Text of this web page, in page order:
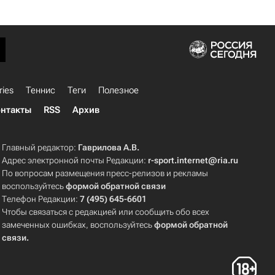
Теннис Теги
Полезное
RSS Архив
Главный редактор: Гаврилова А.В.
Адрес электронной почты Редакции: r-sport.internet@ria.ru
По вопросам размещения пресс-релизов и рекламы
воспользуйтесьформой обратной связи
Телефон Редакции:7 (495) 645-6601
Чтобы связаться с редакцией или сообщить обо всех
замеченных ошибках, воспользуйтесьформой обратной
связи.